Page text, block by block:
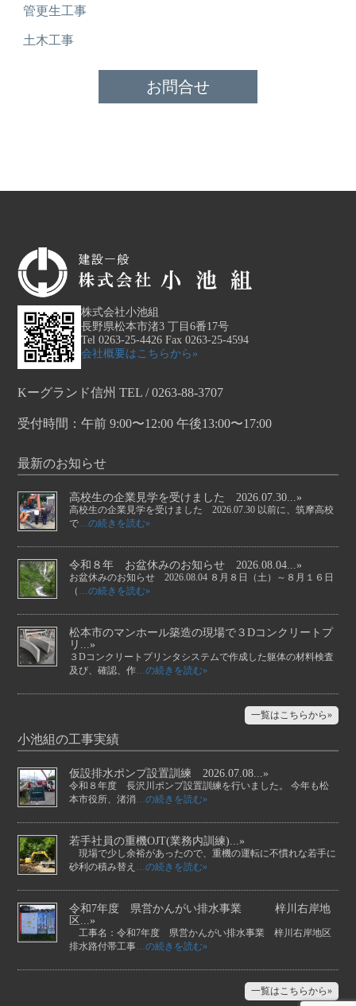
管更生工事
土木工事
お問合せ
株式会社小池組
長野県松本市渚3 丁目6番17号
Tel 0263-25-4426 Fax 0263-25-4594
会社概要はこちらから»
Kーグランド信州 TEL / 0263-88-3707
受付時間：午前 9:00〜12:00 午後13:00〜17:00
最新のお知らせ
高校生の企業見学を受けました 2026.07.30...»
高校生の企業見学を受けました 2026.07.30 以前に、筑摩高校
で…の続きを読む»
令和８年 お盆休みのお知らせ 2026.08.04...»
お盆休みのお知らせ 2026.08.04 ８月８日（土）～８月１６日
（ …の続きを読む»
松本市のマンホール築造の現場で３Dコンクリートプ
リ...»
３Dコンクリートプリンタシステムで作成した躯体の材料検査
及び、確認、作…の続きを読む»
一覧はこちらから»
小池組の工事実績
仮設排水ポンプ設置訓練 2026.07.08...»
令和８年度 長沢川ポンプ設置訓練を行いました。 今年も松
本市役所、渚消…の続きを読む»
若手社員の重機OJT(業務内訓練)...»
現場で少し余裕があったので、重機の運転に不慣れな若手に
砂利の積み替え …の続きを読む»
令和7年度 県営かんがい排水事業 梓川右岸地
区...»
工事名：令和7年度 県営かんがい排水事業 梓川右岸地区
排水路付帯工事…の続きを読む»
一覧はこちらから»